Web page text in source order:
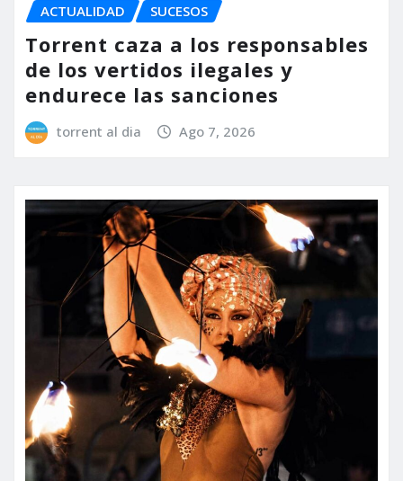
ACTUALIDAD SUCESOS
Torrent caza a los responsables
de los vertidos ilegales y
endurece las sanciones
torrent al dia Ago 7, 2026